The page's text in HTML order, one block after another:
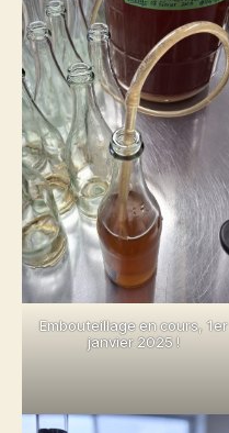
Embouteillage en cours, 1er
janvier 2025 !